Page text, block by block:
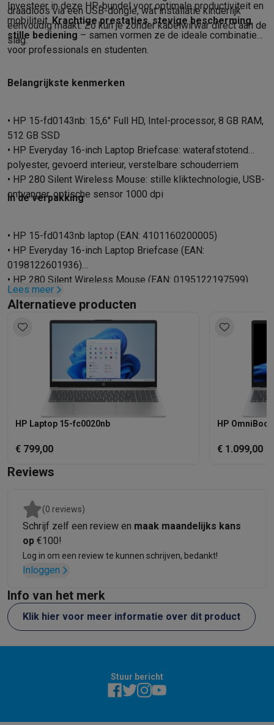
SoldenAlle soldendealsSolden op groot elektroSolden op
ActiesDeals van het momentPromotiesCashbacksSolden
Daarom Krëfel
Gratis levering
Installatie aan huis
Klantenservice Herstelling van je toestel
Klein elektroBeauty & gezondheidHuishoudenKeukenMeer...
Beeld & Geluid
Sport & OntspanningHoe kies je een smartwatch?Hoe kies je
Outlet
OutletAlle outlet dealsOutlet multimedia & telefonieOutlet
draadloos via een USB-dongle, wat installatie kinderlijk
eenvoudig maakt. Zo kun je zonder kabelwirwar direct aan de
slag.
Investeer in deze HP-bundel voor optimale productiviteit en
mobiliteit.Krachtige prestaties,stevige bescherming,
stille bediening – samen vormen ze de ideale combinatie
voor professionals en studenten.
Belangrijkste kenmerken
• HP 15-fd0143nb: 15,6" Full HD, Intel-processor, 8 GB RAM,
512 GB SSD
• HP Everyday 16-inch Laptop Briefcase: waterafstotend
polyester, gevoerd interieur, verstelbare schouderriem
• HP 280 Silent Wireless Mouse: stille kliktechnologie, USB-
ontvanger, optische sensor 1000 dpi
In de verpakking
• HP 15-fd0143nb laptop (EAN: 4101160200005)
• HP Everyday 16-inch Laptop Briefcase (EAN:
0198122601936)
• HP 280 Silent Wireless Mouse (EAN: 0195122197599)
Lees meer
Alternatieve producten
HP Laptop 15-fc0020nb
€ 799,00
HP
€ 1.099,00
Reviews
(0 reviews)
Schrijf zelf een review en maak maandelijks kans
op €100!
Log in om een review te kunnen schrijven, bedankt!
Inloggen
Info van het merk
Klik hier voor meer informatie over dit product
Stuur bericht